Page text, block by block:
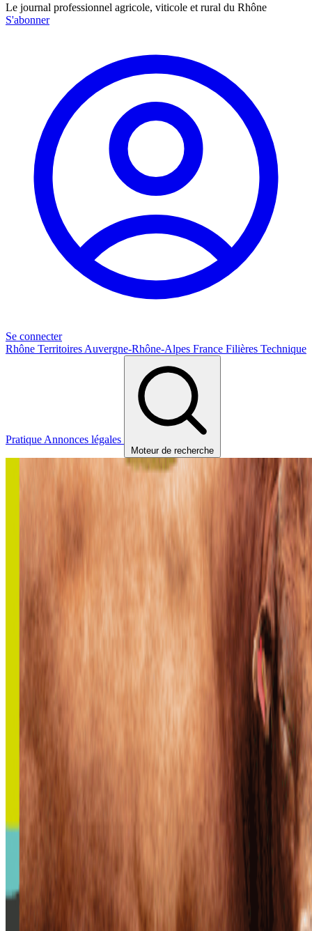
Le journal professionnel agricole, viticole et rural du Rhône
S'abonner
Se connecter
Rhône Territoires Auvergne-Rhône-Alpes France Filières Technique
Pratique Annonces légales
Moteur de recherche